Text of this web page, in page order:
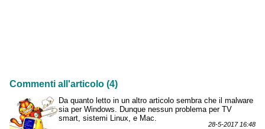
Commenti all'articolo (4)
Da quanto letto in un altro articolo sembra che il malware
sia per Windows. Dunque nessun problema per TV
smart, sistemi Linux, e Mac.
28-5-2017 16:48